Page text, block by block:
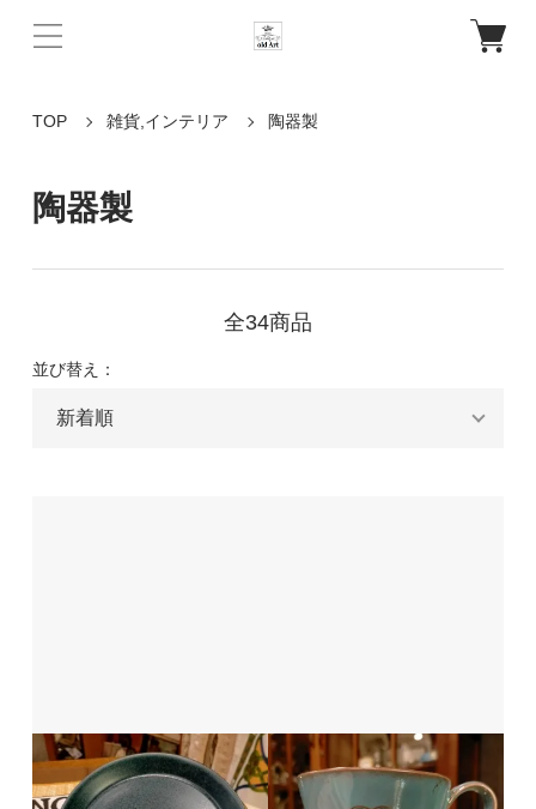
TOP 雑貨,インテリア 陶器製
陶器製
全34商品
並び替え：